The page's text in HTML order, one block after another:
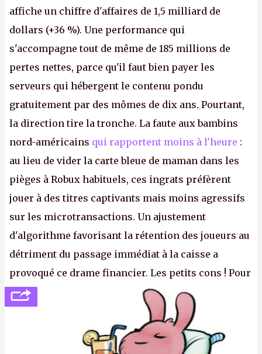
affiche un chiffre d'affaires de 1,5 milliard de
dollars (+36 %). Une performance qui
s'accompagne tout de même de 185 millions de
pertes nettes, parce qu'il faut bien payer les
serveurs qui hébergent le contenu pondu
gratuitement par des mômes de dix ans. Pourtant,
la direction tire la tronche. La faute aux bambins
nord-américains qui rapportent moins à l'heure :
au lieu de vider la carte bleue de maman dans les
pièges à Robux habituels, ces ingrats préfèrent
jouer à des titres captivants mais moins agressifs
sur les microtransactions. Un ajustement
d'algorithme favorisant la rétention des joueurs au
détriment du passage immédiat à la caisse a
provoqué ce drame financier. Les petits cons ! Pour
se consoler, le PDG David Baszucki peut compter
sur le déblocage du jeu en Russie et l'explosion des
joueurs majeurs (+32 %). L'avenir appartient donc
aux adultes, qui ne sont jamais que des enfants